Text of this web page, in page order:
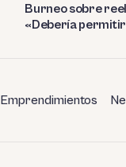
Burneo sobre
«Debería
Emprendimientos